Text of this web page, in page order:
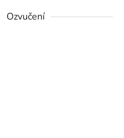
Ozvučení